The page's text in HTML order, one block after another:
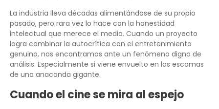
La industria lleva décadas alimentándose de su propio
pasado, pero rara vez lo hace con la honestidad
intelectual que merece el medio. Cuando un proyecto
logra combinar la autocrítica con el entretenimiento
genuino, nos encontramos ante un fenómeno digno de
análisis. Especialmente si viene envuelto en las escamas
de una anaconda gigante.
Cuando el cine se mira al espejo